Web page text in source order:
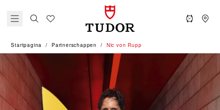
Startpagina Partner­schappen Nic von Rupp